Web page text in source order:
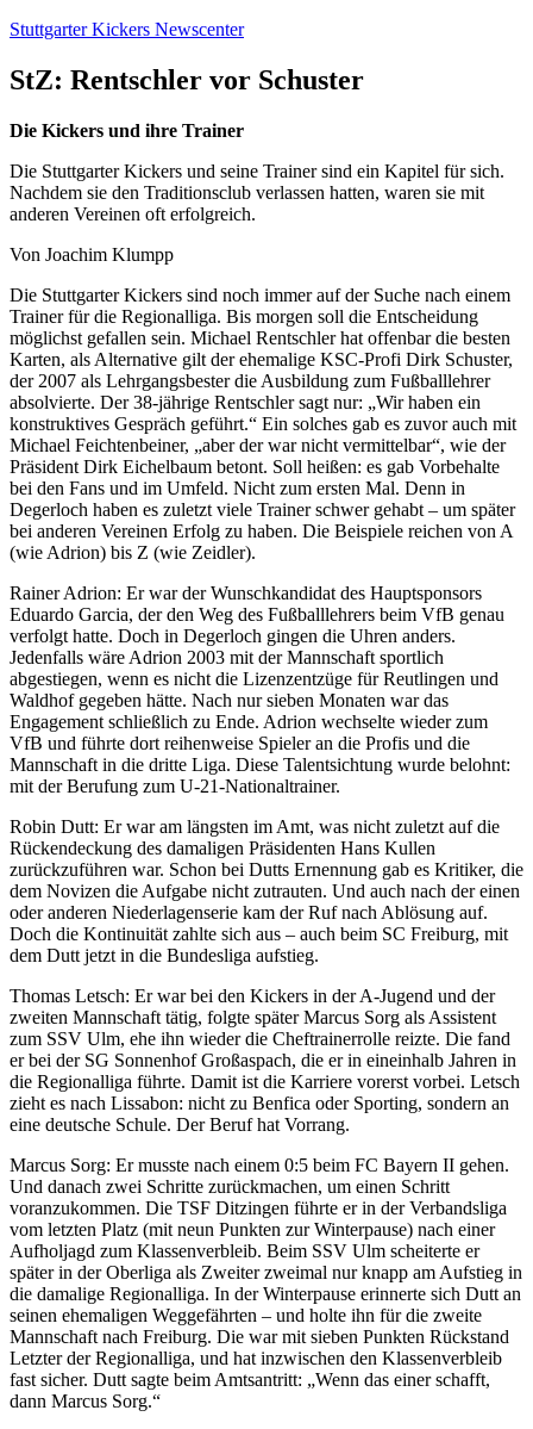
Zum
springen
Stuttgarter Kickers Newscenter
StZ: Rentschler vor Schuster
Die Kickers und ihre Trainer
Die Stuttgarter Kickers und seine Trainer sind ein Kapitel für sich.
Nachdem sie den Traditionsclub verlassen hatten, waren sie mit
anderen Vereinen oft erfolgreich.
Von Joachim Klumpp
Die Stuttgarter Kickers sind noch immer auf der Suche nach einem
Trainer für die Regionalliga. Bis morgen soll die Entscheidung
möglichst gefallen sein. Michael Rentschler hat offenbar die besten
Karten, als Alternative gilt der ehemalige KSC-Profi Dirk Schuster,
der 2007 als Lehrgangsbester die Ausbildung zum Fußballlehrer
absolvierte. Der 38-jährige Rentschler sagt nur: „Wir haben ein
konstruktives Gespräch geführt.“ Ein solches gab es zuvor auch mit
Michael Feichtenbeiner, „aber der war nicht vermittelbar“, wie der
Präsident Dirk Eichelbaum betont. Soll heißen: es gab Vorbehalte
bei den Fans und im Umfeld. Nicht zum ersten Mal. Denn in
Degerloch haben es zuletzt viele Trainer schwer gehabt – um später
bei anderen Vereinen Erfolg zu haben. Die Beispiele reichen von A
(wie Adrion) bis Z (wie Zeidler).
Rainer Adrion: Er war der Wunschkandidat des Hauptsponsors
Eduardo Garcia, der den Weg des Fußballlehrers beim VfB genau
verfolgt hatte. Doch in Degerloch gingen die Uhren anders.
Jedenfalls wäre Adrion 2003 mit der Mannschaft sportlich
abgestiegen, wenn es nicht die Lizenzentzüge für Reutlingen und
Waldhof gegeben hätte. Nach nur sieben Monaten war das
Engagement schließlich zu Ende. Adrion wechselte wieder zum
VfB und führte dort reihenweise Spieler an die Profis und die
Mannschaft in die dritte Liga. Diese Talentsichtung wurde belohnt:
mit der Berufung zum U-21-Nationaltrainer.
Robin Dutt: Er war am längsten im Amt, was nicht zuletzt auf die
Rückendeckung des damaligen Präsidenten Hans Kullen
zurückzuführen war. Schon bei Dutts Ernennung gab es Kritiker, die
dem Novizen die Aufgabe nicht zutrauten. Und auch nach der einen
oder anderen Niederlagenserie kam der Ruf nach Ablösung auf.
Doch die Kontinuität zahlte sich aus – auch beim SC Freiburg, mit
dem Dutt jetzt in die Bundesliga aufstieg.
Thomas Letsch: Er war bei den Kickers in der A-Jugend und der
zweiten Mannschaft tätig, folgte später Marcus Sorg als Assistent
zum SSV Ulm, ehe ihn wieder die Cheftrainerrolle reizte. Die fand
er bei der SG Sonnenhof Großaspach, die er in eineinhalb Jahren in
die Regionalliga führte. Damit ist die Karriere vorerst vorbei. Letsch
zieht es nach Lissabon: nicht zu Benfica oder Sporting, sondern an
eine deutsche Schule. Der Beruf hat Vorrang.
Marcus Sorg: Er musste nach einem 0:5 beim FC Bayern II gehen.
Und danach zwei Schritte zurückmachen, um einen Schritt
voranzukommen. Die TSF Ditzingen führte er in der Verbandsliga
vom letzten Platz (mit neun Punkten zur Winterpause) nach einer
Aufholjagd zum Klassenverbleib. Beim SSV Ulm scheiterte er
später in der Oberliga als Zweiter zweimal nur knapp am Aufstieg in
die damalige Regionalliga. In der Winterpause erinnerte sich Dutt an
seinen ehemaligen Weggefährten – und holte ihn für die zweite
Mannschaft nach Freiburg. Die war mit sieben Punkten Rückstand
Letzter der Regionalliga, und hat inzwischen den Klassenverbleib
fast sicher. Dutt sagte beim Amtsantritt: „Wenn das einer schafft,
dann Marcus Sorg.“